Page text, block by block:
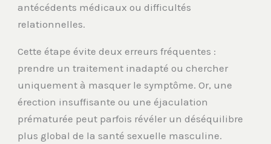
antécédents médicaux ou difficultés
relationnelles.
Cette étape évite deux erreurs fréquentes :
prendre un traitement inadapté ou chercher
uniquement à masquer le symptôme. Or, une
érection insuffisante ou une éjaculation
prématurée peut parfois révéler un déséquilibre
plus global de la santé sexuelle masculine.